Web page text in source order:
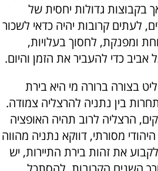
בקבוצות גדולות יחסית של
לעתים קרובות יהיה כדאי לשכור
ומפנקת, לחסוך בעלויות,
אביב כדי להעביר את הזמן והיום.
בצורה ברורה מי היא בירת
בין נתניה להרצליה צמודה.
הרצליה לרוב תהיה האופציה
מסורתי, דווקא נתניה מהווה
את זהות בירת התיירות, יש